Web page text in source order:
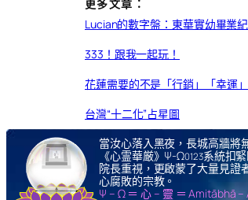
更多文章：
Lucian的數字盤：東華實幼畢業
333！跟我一起玩！
花蓮需要的不是「行銷」「幸運」
台灣“十二化”占星圖
當汝心落入黑夜，長城高牆將
《心霊華厳》Ψ-Ω0123系統扣
院長重視，更啟蒙了大量見證
心腐敗的宗教。
Ψ – Ω ＝ 心 – 靈 ＝ Amitābhā